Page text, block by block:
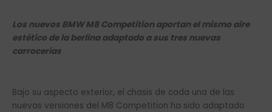
Los nuevos BMW M8 Competition aportan el mismo aire
estético de la berlina adaptado a sus tres nuevas
carrocerías
Bajo su aspecto exterior, el chasis de cada una de las
nuevas versiones del M8 Competition ha sido adaptado